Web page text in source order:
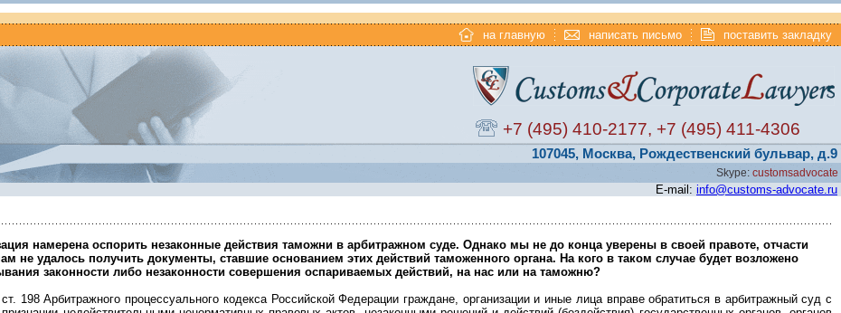
на главную написать письмо поставить закладку
+7 (495) 410-2177, +7 (495) 411-4306
107045, Москва, Рождественский бульвар, д.9
Skype: customsadvocate
E-mail: info@customs-advocate.ru
намерена оспорить незаконные действия таможни в арбитражном суде. Однако мы не до конца уверены в своей правоте, отчасти
не удалось получить документы, ставшие основанием этих действий таможенного органа. На кого в таком случае будет возложено
законности либо незаконности совершения оспариваемых действий, на нас или на таможню?
198 Арбитражного процессуального кодекса Российской Федерации граждане, организации и иные лица вправе обратиться в арбитражный суд с